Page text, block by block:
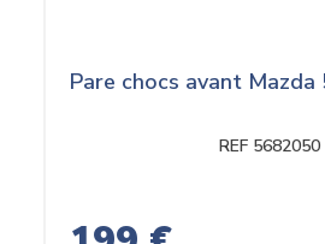
Pare chocs avant
REF 5682050